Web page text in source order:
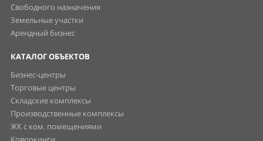
Свободного назначения
Земельные участки
Арендный бизнес
КАТАЛОГ ОБЪЕКТОВ
Бизнес-центры
Торговые центры
Складские комплексы
Производственные комплексы
ЖК с ком. помещениями